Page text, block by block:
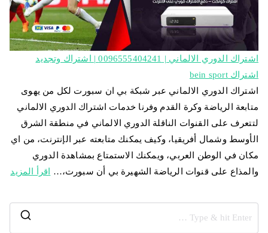
اشتراك الدوري الالماني | 0096555404241 | اشتراك وتجديد
اشتراك bein sport
اشتراك الدوري الالماني عبر شبكة بي ان سبورت لكل من يهوى
متابعة الرياضة وكرة القدم وفرنا خدمات اشتراك الدوري الالماني
لتتعرف على القنوات الناقلة الدوري الالماني في منطقة الشرق
الأوسط وشمال أفريقيا، وكيف يمكنك متابعته عبر الإنترنت، من اي
مكان في الوطن العربي، ويمكنك الاستمتاع بمشاهدة الدوري
والمذاع على قنوات الرياضة الشهيرة بي أن سبورت،…
اقرأ المزيد